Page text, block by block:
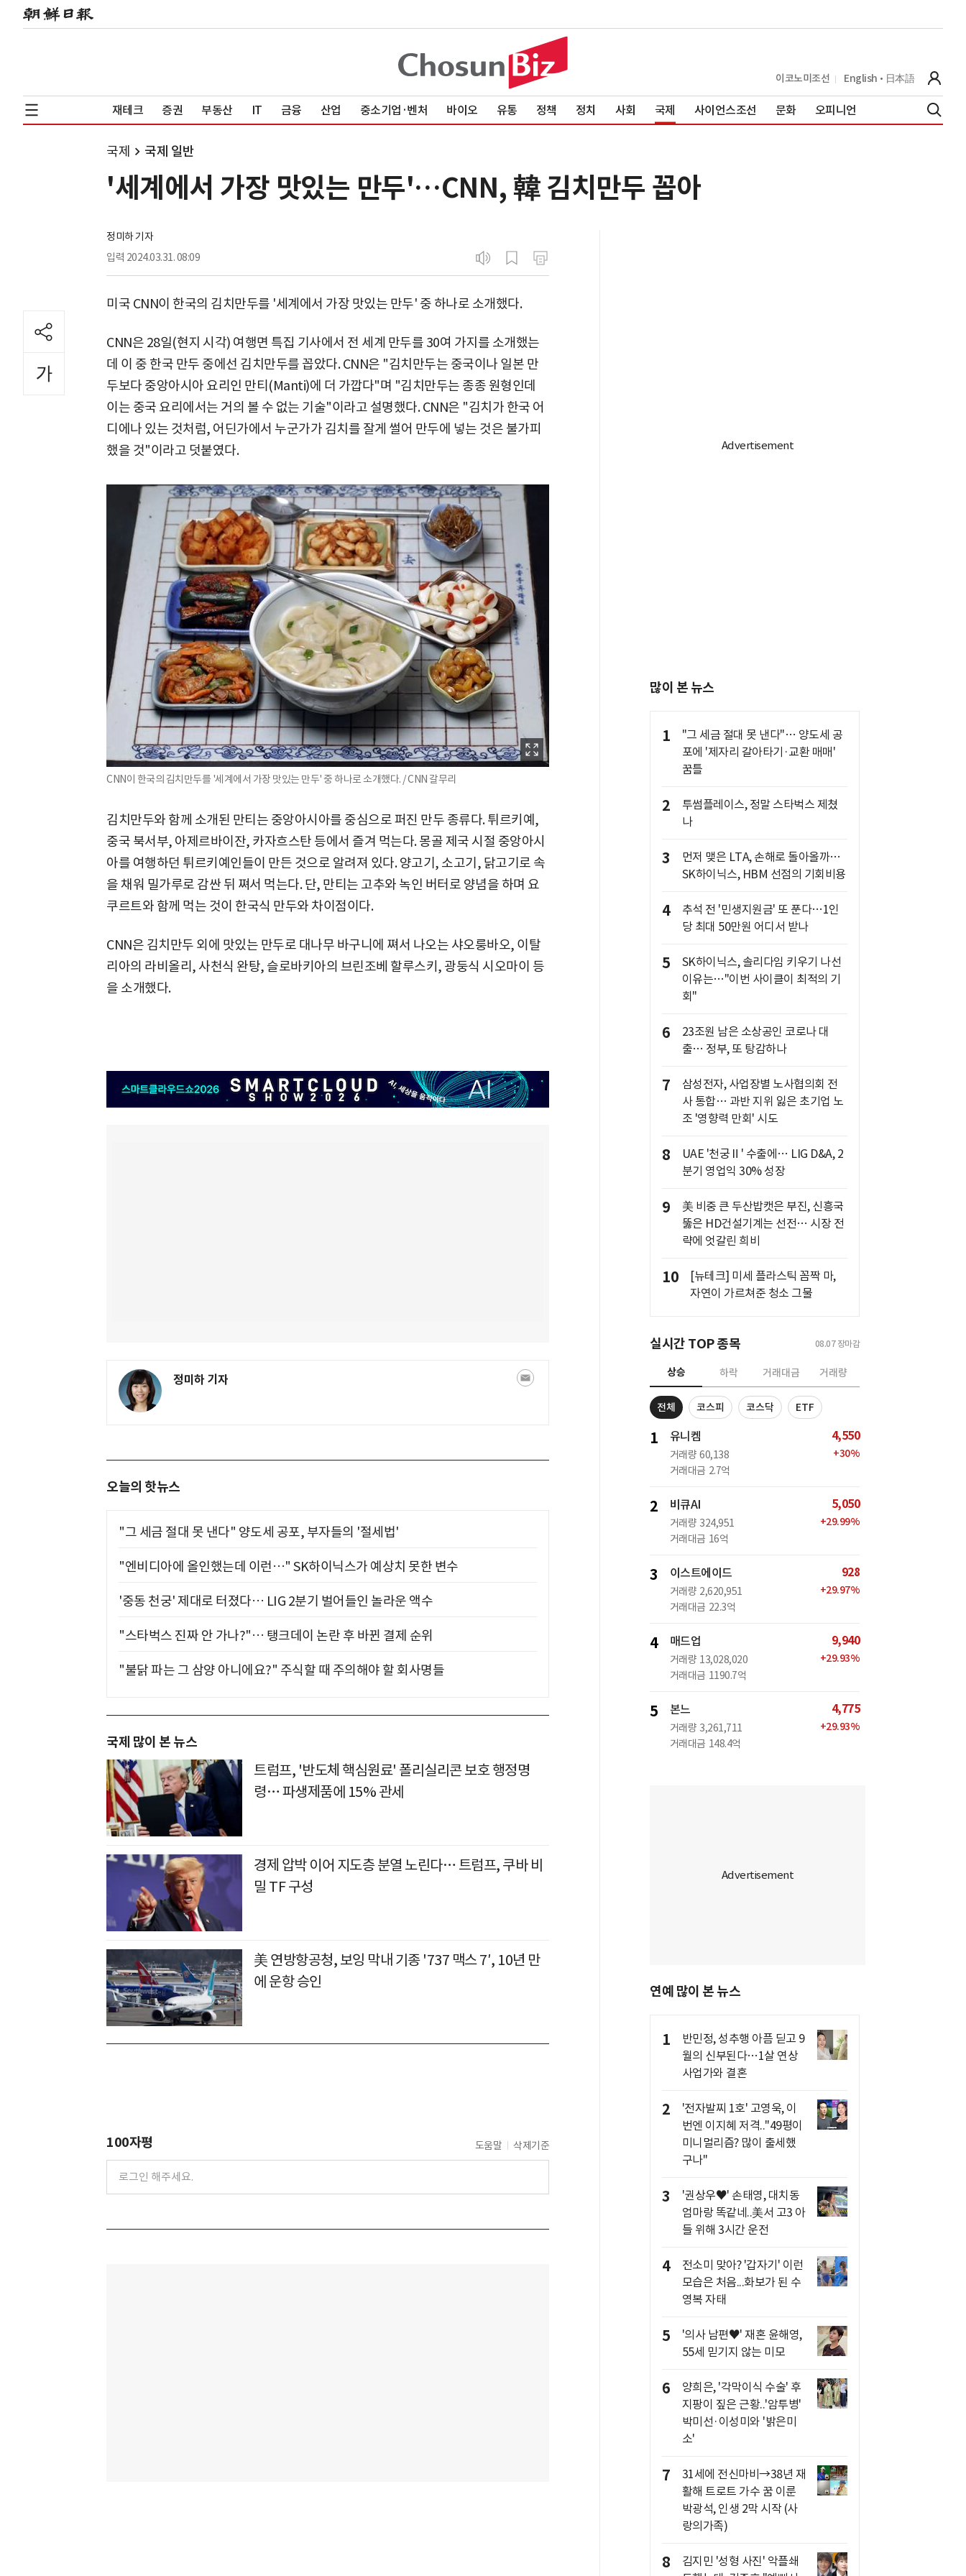
이코노미조선 English 日本語
재테크 증권 부동산 IT 금융 산업 중소기업·벤처 바이오 유통 정책 정치 사회 국제 사이언스조선 문화 오피니언
국제 국제 일반
'세계에서 가장 맛있는 만두'…CNN, 韓 김치만두 꼽아
정미하 기자
입력 2024.03.31. 08:09
미국 CNN이 한국의 김치만두를 '세계에서 가장 맛있는 만두' 중 하나로 소개했다.
CNN은 28일(현지 시각) 여행면 특집 기사에서 전 세계 만두를 30여 가지를 소개했는
데 이 중 한국 만두 중에선 김치만두를 꼽았다. CNN은 "김치만두는 중국이나 일본 만
두보다 중앙아시아 요리인 만티(Manti)에 더 가깝다"며 "김치만두는 종종 원형인데
이는 중국 요리에서는 거의 볼 수 없는 기술"이라고 설명했다. CNN은 "김치가 한국 어
디에나 있는 것처럼, 어딘가에서 누군가가 김치를 잘게 썰어 만두에 넣는 것은 불가피
했을 것"이라고 덧붙였다.
CNN이 한국의 김치만두를 '세계에서 가장 맛있는 만두' 중 하나로 소개했다. / CNN 갈무리
김치만두와 함께 소개된 만티는 중앙아시아를 중심으로 퍼진 만두 종류다. 튀르키예,
중국 북서부, 아제르바이잔, 카자흐스탄 등에서 즐겨 먹는다. 몽골 제국 시절 중앙아시
아를 여행하던 튀르키예인들이 만든 것으로 알려져 있다. 양고기, 소고기, 닭고기로 속
을 채워 밀가루로 감싼 뒤 쪄서 먹는다. 단, 만티는 고추와 녹인 버터로 양념을 하며 요
쿠르트와 함께 먹는 것이 한국식 만두와 차이점이다.
CNN은 김치만두 외에 맛있는 만두로 대나무 바구니에 쪄서 나오는 샤오룽바오, 이탈
리아의 라비올리, 사천식 완탕, 슬로바키아의 브린조베 할루스키, 광둥식 시오마이 등
을 소개했다.
정미하 기자
오늘의 핫뉴스
"그 세금 절대 못 낸다" 양도세 공포, 부자들의 '절세법'
"엔비디아에 올인했는데 이런…" SK하이닉스가 예상치 못한 변수
'중동 천궁' 제대로 터졌다… LIG 2분기 벌어들인 놀라운 액수
"스타벅스 진짜 안 가나?"… 탱크데이 논란 후 바뀐 결제 순위
"불닭 파는 그 삼양 아니에요?" 주식할 때 주의해야 할 회사명들
국제 많이 본 뉴스
트럼프, '반도체 핵심원료' 폴리실리콘 보호 행정명
령… 파생제품에 15% 관세
경제 압박 이어 지도층 분열 노린다… 트럼프, 쿠바 비
밀 TF 구성
美 연방항공청, 보잉 막내 기종 '737 맥스 7′, 10년 만
에 운항 승인
100자평 도움말 삭제기준
많이 본 뉴스
1
"그 세금 절대 못 낸다"… 양도세 공
포에 '제자리 갈아타기·교환 매매'
꿈틀
2
투썸플레이스, 정말 스타벅스 제쳤
나
3
먼저 맺은 LTA, 손해로 돌아올까…
SK하이닉스, HBM 선점의 기회비용
4
추석 전 '민생지원금' 또 푼다…1인
당 최대 50만원 어디서 받나
5
SK하이닉스, 솔리다임 키우기 나선
이유는…"이번 사이클이 최적의 기
회"
6
23조원 남은 소상공인 코로나 대
출… 정부, 또 탕감하나
7
삼성전자, 사업장별 노사협의회 전
사 통합… 과반 지위 잃은 초기업 노
조 '영향력 만회' 시도
8
UAE '천궁Ⅱ' 수출에… LIG D&A, 2
분기 영업익 30% 성장
9
美 비중 큰 두산밥캣은 부진, 신흥국
뚫은 HD건설기계는 선전… 시장 전
략에 엇갈린 희비
10
[뉴테크] 미세 플라스틱 꼼짝 마,
자연이 가르쳐준 청소 그물
실시간 TOP 종목 08.07 장마감
상승 하락 거래대금 거래량
전체 코스피 코스닥 ETF
1 유니켐
거래량 60,138
거래대금 2.7억
4,550
+30%
2 비큐AI
거래량 324,951
거래대금 16억
5,050
+29.99%
3 이스트에이드
거래량 2,620,951
거래대금 22.3억
928
+29.97%
4 매드업
거래량 13,028,020
거래대금 1190.7억
9,940
+29.93%
5 본느
거래량 3,261,711
거래대금 148.4억
4,775
+29.93%
연예 많이 본 뉴스
1
반민정, 성추행 아픔 딛고 9
월의 신부된다…1살 연상
사업가와 결혼
2
'전자발찌 1호' 고영욱, 이
번엔 이지혜 저격.."49평이
미니멀리즘? 많이 출세했
구나"
3
'권상우♥' 손태영, 대치동
엄마랑 똑같네..美서 고3 아
들 위해 3시간 운전
4
전소미 맞아? '갑자기' 이런
모습은 처음...화보가 된 수
영복 자태
5
'의사 남편♥' 재혼 윤해영,
55세 믿기지 않는 미모
6
양희은, '각막이식 수술' 후
지팡이 짚은 근황..'암투병'
박미선·이성미와 '밝은미
소'
7
31세에 전신마비→38년 재
활해 트로트 가수 꿈 이룬
박광석, 인생 2막 시작 (사
랑의가족)
8
김지민 '성형 사진' 악플쇄